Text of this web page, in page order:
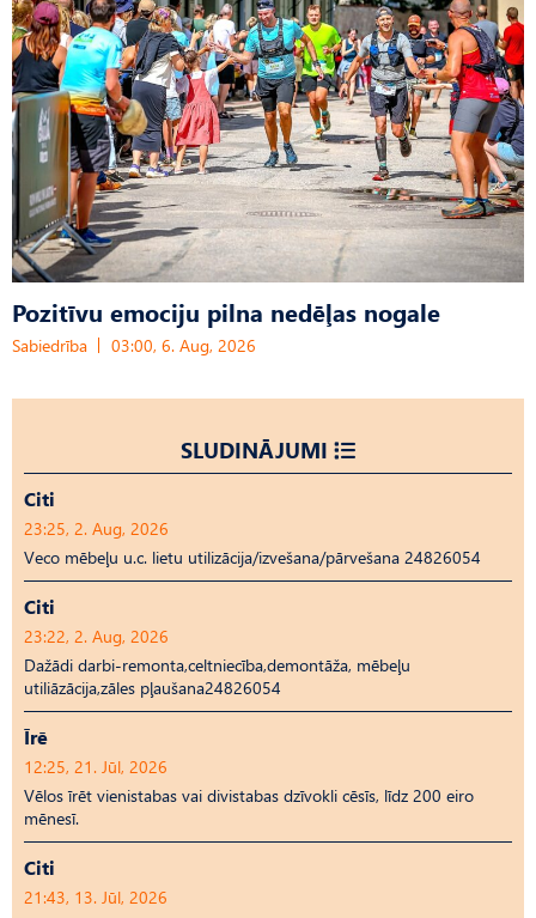
Pozitīvu emociju pilna nedēļas nogale
Sabiedrība 03:00, 6. Aug, 2026
SLUDINĀJUMI
Citi
23:25, 2. Aug, 2026
Veco mēbeļu u.c. lietu utilizācija/izvešana/pārvešana 24826054
Citi
23:22, 2. Aug, 2026
Dažādi darbi-remonta,celtniecība,demontāža, mēbeļu
utiliāzācija,zāles pļaušana24826054
Īrē
12:25, 21. Jūl, 2026
Vēlos īrēt vienistabas vai divistabas dzīvokli cēsīs, līdz 200 eiro
mēnesī.
Citi
21:43, 13. Jūl, 2026